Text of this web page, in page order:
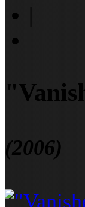
|
(2006)